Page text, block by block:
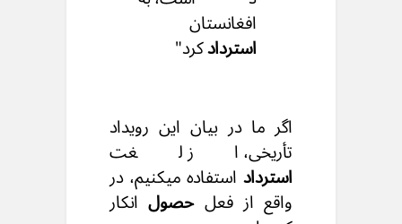
افغانستان
استردادکرد"
اگر ما در بیان این رویداد
تأریخی، از لغت
استرداد استفاده میکنیم، در
واقع از فعلحصولانکار